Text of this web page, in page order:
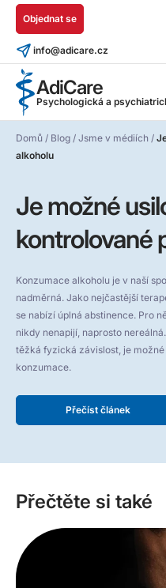
AdiCare
Psychologická a
Objednat se
info@adicare.cz
Domů / Blog / Jsme v médiích /
alkoholu
Je možné
kontrolované
Konzumace alkoholu je v naší
nadměrná. Jako nejčastější
se nabízí úplná abstinence. Pro
nikdy nenapijí, naprosto
těžká fyzická závislost, je
konzumace.
Přečíst článek
Přečtěte si také